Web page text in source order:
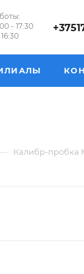
- 17:30
Калибр-пробка